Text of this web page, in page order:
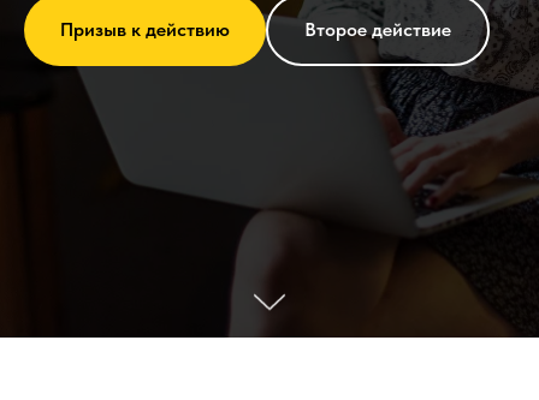
Призыв к действию Второе действие